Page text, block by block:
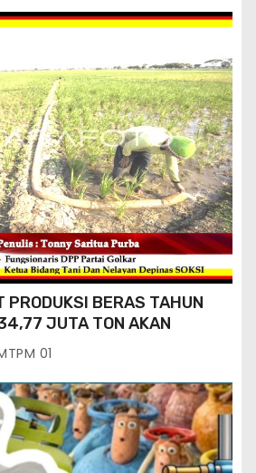
PRODUKSI BERAS TAHUN
JUTA TON AKAN
01